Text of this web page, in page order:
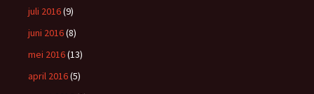
juli 2016(9)
juni 2016(8)
mei 2016(13)
april 2016(5)